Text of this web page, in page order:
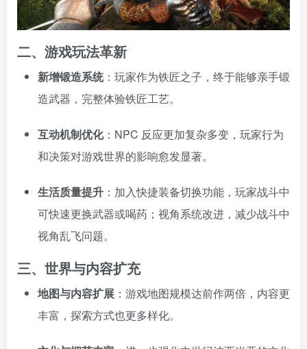
二、游戏玩法革新
新增锻造系统：玩家作为铁匠之子，终于能够亲手锻
造武器，完整体验铁匠工艺。
互动机制优化：NPC 反应更加复杂多变，玩家行为
和决策对游戏世界的影响愈发显著。
生活质量提升 ：加入快捷装备切换功能，玩家战斗中
可快速更换武器或喝药；视角系统改进，减少战斗中
视角乱飞问题。
三、世界与内容扩充
地图与内容扩展 ：游戏地图规模达前作两倍，内容更
丰富，探索方式也更多样化。